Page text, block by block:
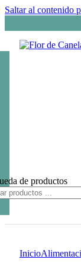
Saltar al contenido
de productos
Inicio